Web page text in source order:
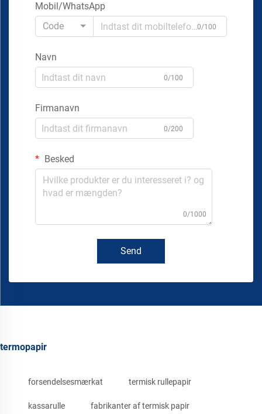
Mobil/WhatsApp
Code
0/100
Navn
0/100
Firmanavn
0/200
Besked
0/1000
Send
termopapir
forsendelsesmærkat termisk rullepapir
kassarulle fabrikanter af termisk papir